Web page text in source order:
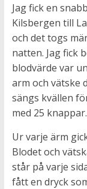
Jag fick en
Kilsbergen till
och det togs
natten. Jag fick
blodvärde var
arm och vätske
sängs kvällen
med 25 knappar.
Ur varje ärm
Blodet och
står på varje
fått en dryck